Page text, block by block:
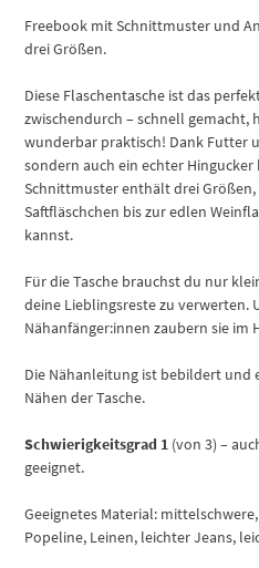
Freebook mit Schnittmuster und
drei Größen.
Diese Flaschentasche ist das
zwischendurch – schnell gemacht,
wunderbar praktisch! Dank Futter
sondern auch ein echter Hingucker
Schnittmuster enthält drei
Saftfläschchen bis zur edlen
kannst.
Für die Tasche brauchst du nur
deine Lieblingsreste zu verwerten.
Nähanfänger:innen zaubern sie im
Die Nähanleitung ist bebildert
Nähen der Tasche.
Schwierigkeitsgrad 1 (von 3) –
geeignet.
Geeignetes Material:
Popeline, Leinen, leichter Jeans,